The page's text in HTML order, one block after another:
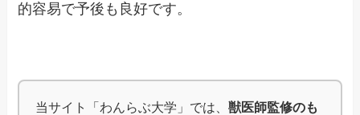
的容易で予後も良好です。
当サイト「わんらぶ大学」では、獣医師監修のも